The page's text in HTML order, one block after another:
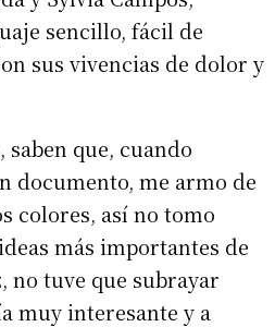
sencillo, fácil de
sus vivencias de dolor y
saben que, cuando
documento, me armo de
colores, así no tomo
más importantes de
no tuve que subrayar
muy interesante y a